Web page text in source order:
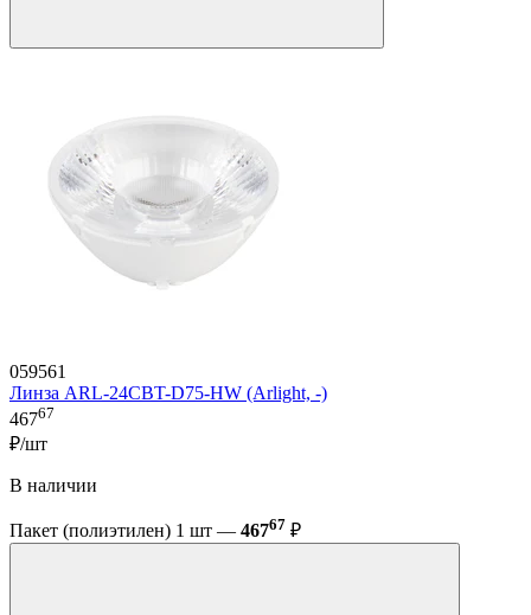
059561
Линза ARL-24CBT-D75-HW (Arlight, -)
46767
₽/шт
В наличии
Пакет (полиэтилен) 1 шт — 46767 ₽